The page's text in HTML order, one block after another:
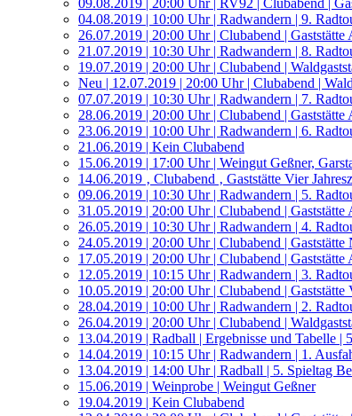
04.08.2019 | 10:00 Uhr | Radwandern | 9.
26.07.2019 | 20:00 Uhr | Clubabend |
21.07.2019 | 10:30 Uhr | Radwandern | 8.
19.07.2019 | 20:00 Uhr | Clubabend |
Neu | 12.07.2019 | 20:00 Uhr | Clubabend |
07.07.2019 | 10:30 Uhr | Radwandern | 7.
28.06.2019 | 20:00 Uhr | Clubabend | Gaststätte
23.06.2019 | 10:00 Uhr | Radwandern | 6.
21.06.2019 | Kein Clubabend
15.06.2019 | 17:00 Uhr | Weingut Geßner,
14.06.2019 ‚ Clubabend ‚ Gaststätte Vier
09.06.2019 | 10:30 Uhr | Radwandern | 5.
31.05.2019 | 20:00 Uhr | Clubabend | Gaststätte
26.05.2019 | 10:30 Uhr | Radwandern | 4.
24.05.2019 | 20:00 Uhr | Clubabend |
17.05.2019 | 20:00 Uhr | Clubabend | Gaststätte
12.05.2019 | 10:15 Uhr | Radwandern | 3.
10.05.2019 | 20:00 Uhr | Clubabend | Gaststätte
28.04.2019 | 10:00 Uhr | Radwandern | 2.
26.04.2019 | 20:00 Uhr | Clubabend |
13.04.2019 | Radball | Ergebnisse und Tabelle
14.04.2019 | 10:15 Uhr | Radwandern | 1.
13.04.2019 | 14:00 Uhr | Radball | 5. Spieltag
15.06.2019 | Weinprobe | Weingut Geßner
19.04.2019 | Kein Clubabend